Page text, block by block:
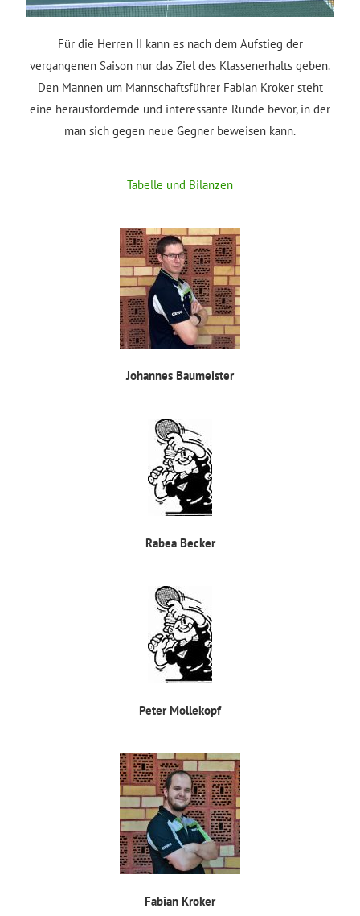
Für die Herren II kann es nach dem Aufstieg der
vergangenen Saison nur das Ziel des Klassenerhalts geben.
Den Mannen um Mannschaftsführer Fabian Kroker steht
eine herausfordernde und interessante Runde bevor, in der
man sich gegen neue Gegner beweisen kann.
Tabelle und Bilanzen
Johannes Baumeister
Rabea Becker
Peter Mollekopf
Fabian Kroker